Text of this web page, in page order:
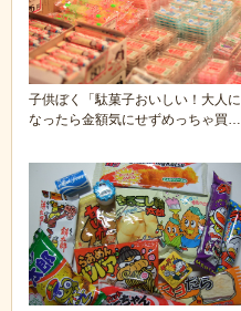
子供ぼく「駄菓子おいしい！大人に
なったら金額気にせずめっちゃ買う